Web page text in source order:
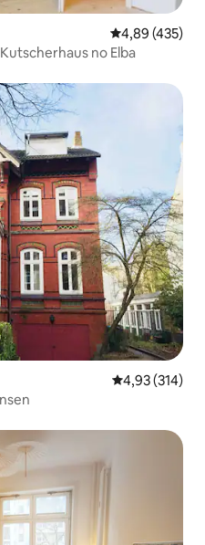
4,89 de uma
4,89 (435)
no Elba
4,93 de uma
4,93 (314)